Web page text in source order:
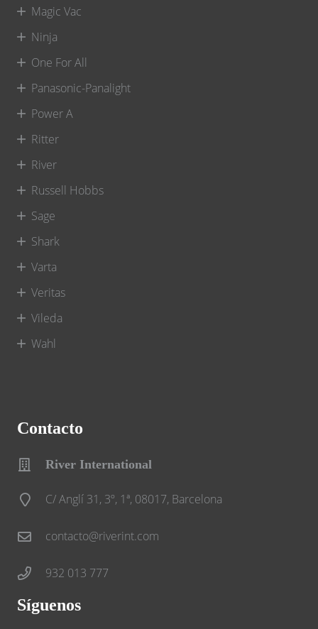
Magic Vac
Ninja
One For All
Panasonic-Panalight
Power A
Ritter
River
Russell Hobbs
Sage
Shark
Varta
Veritas
Vileda
Wahl
Contacto
River International
C/ Anglí 31, 3º, 1ª, 08017, Barcelona
contacto@riverint.com
932 013 777
Síguenos